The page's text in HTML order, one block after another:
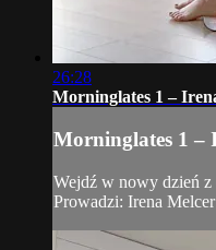
26:28
Morninglates 1 –
Morninglates 1 –
Wejdź w nowy dzień z
Prowadzi: Irena Melcer